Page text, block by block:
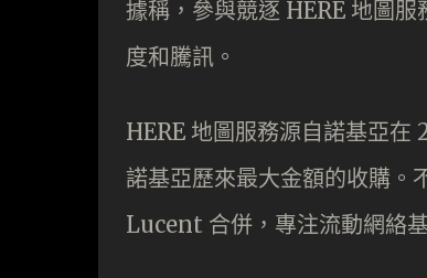
據稱，參與競逐 HERE 地圖
度和騰訊。
HERE 地圖服務源自諾基亞
諾基亞歷來最大金額的收購
Lucent 合併，專注流動網絡